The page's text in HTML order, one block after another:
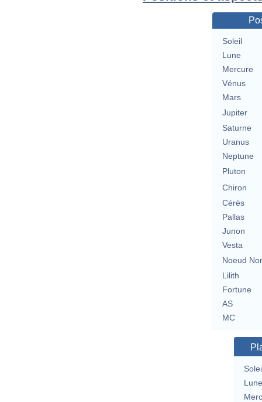
Soleil
Lune
Mercure
Vénus
Mars
Jupiter
Saturne
Uranus
Neptune
Pluton
Chiron
Cérès
Pallas
Junon
Vesta
Noeud
Lilith
Fortune
AS
MC
Lune